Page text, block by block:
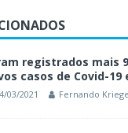
registrados mais
casos de Covid-19
03/2021 Fernando